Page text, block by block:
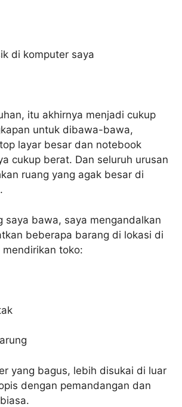
di komputer saya
itu akhirnya menjadi cukup
untuk dibawa-bawa,
layar besar dan notebook
cukup berat. Dan seluruh urusan
ruang yang agak besar di
saya bawa, saya mengandalkan
beberapa barang di lokasi di
toko:
yang bagus, lebih disukai di luar
dengan pemandangan dan